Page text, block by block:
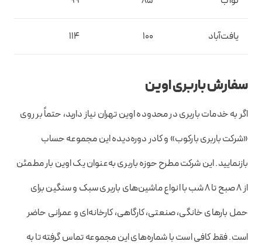
یافت‌آباد 100
114
سفارش باربری اوین
اگر به خدمات باربری در محدوده اوین تهران نیاز دارید، حتماً بر روی
«شرکت باربری بارکوب» و کادر دوره‌دیده این مجموعه حساب
بازنمایید. این شرکت مطرح حوزه باربری به‌عنوان یک اوین بار مطمئن
از 8 صبح تا 8 شب با انواع ماشین‌های باربری سبک و سنگین برای
حمل بارهای خانگی، صنعتی، کارگاهی، کارخانه‌ای و عمرانی حاضر
است. فقط کافی است با شماره‌های این مجموعه تماس گرفته تا به